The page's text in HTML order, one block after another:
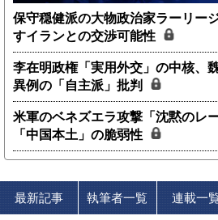
保守穏健派の大物政治家ラーリー
すイランとの交渉可能性
李在明政権「実用外交」の中核、
異例の「自主派」批判
米軍のベネズエラ攻撃「沈黙のレ
「中国本土」の脆弱性
最新記事 執筆者一覧 連載一